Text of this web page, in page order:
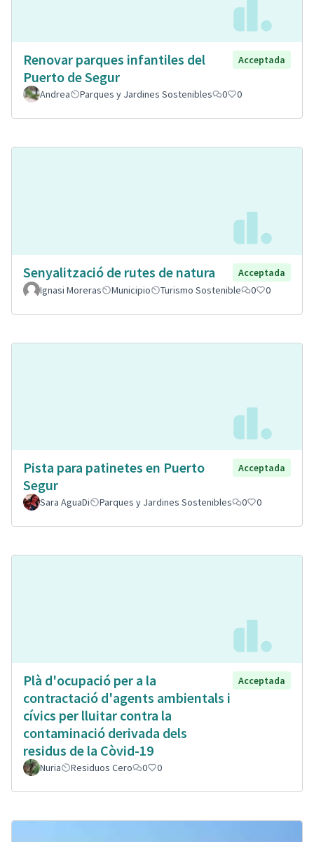
Renovar parques infantiles del
Puerto de Segur
Acceptada
Andrea Parques y Jardines Sostenibles 0 0
Senyalització de rutes de natura
Acceptada
Ignasi Moreras
Municipio Turismo Sostenible 0 0
Pista para patinetes en Puerto
Segur
Acceptada
Sara AguaDi Parques y Jardines Sostenibles 0 0
Plà d'ocupació per a la
contractació d'agents ambientals i
cívics per lluitar contra la
contaminació derivada dels
residus de la Còvid-19
Acceptada
Nuria Residuos Cero 0 0